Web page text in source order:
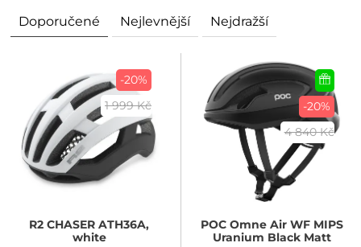
Doporučené Nejlevnější Nejdražší
-20%
1 999 Kč
R2 CHASER ATH36A,
white
-20%
4 840 Kč
POCOmne Air WF MIPS
Uranium Black Matt